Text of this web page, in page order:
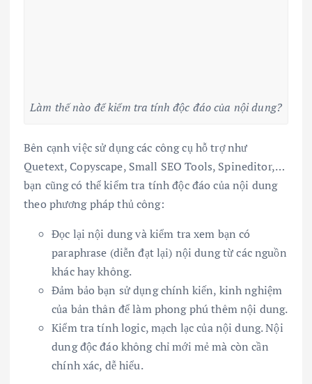
Làm thế nào để kiểm tra tính độc đáo của nội dung?
Bên cạnh việc sử dụng các công cụ hỗ trợ như
Quetext, Copyscape, Small SEO Tools, Spineditor,…
bạn cũng có thể kiểm tra tính độc đáo của nội dung
theo phương pháp thủ công:
Đọc lại nội dung và kiểm tra xem bạn có
paraphrase (diễn đạt lại) nội dung từ các nguồn
khác hay không.
Đảm bảo bạn sử dụng chính kiến, kinh nghiệm
của bản thân để làm phong phú thêm nội dung.
Kiểm tra tính logic, mạch lạc của nội dung. Nội
dung độc đáo không chỉ mới mẻ mà còn cần
chính xác, dễ hiểu.